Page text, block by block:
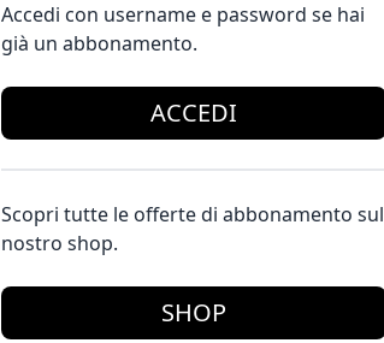
Accedi con username e password se hai
già un abbonamento.
ACCEDI
Scopri tutte le offerte di abbonamento sul
nostro shop.
SHOP